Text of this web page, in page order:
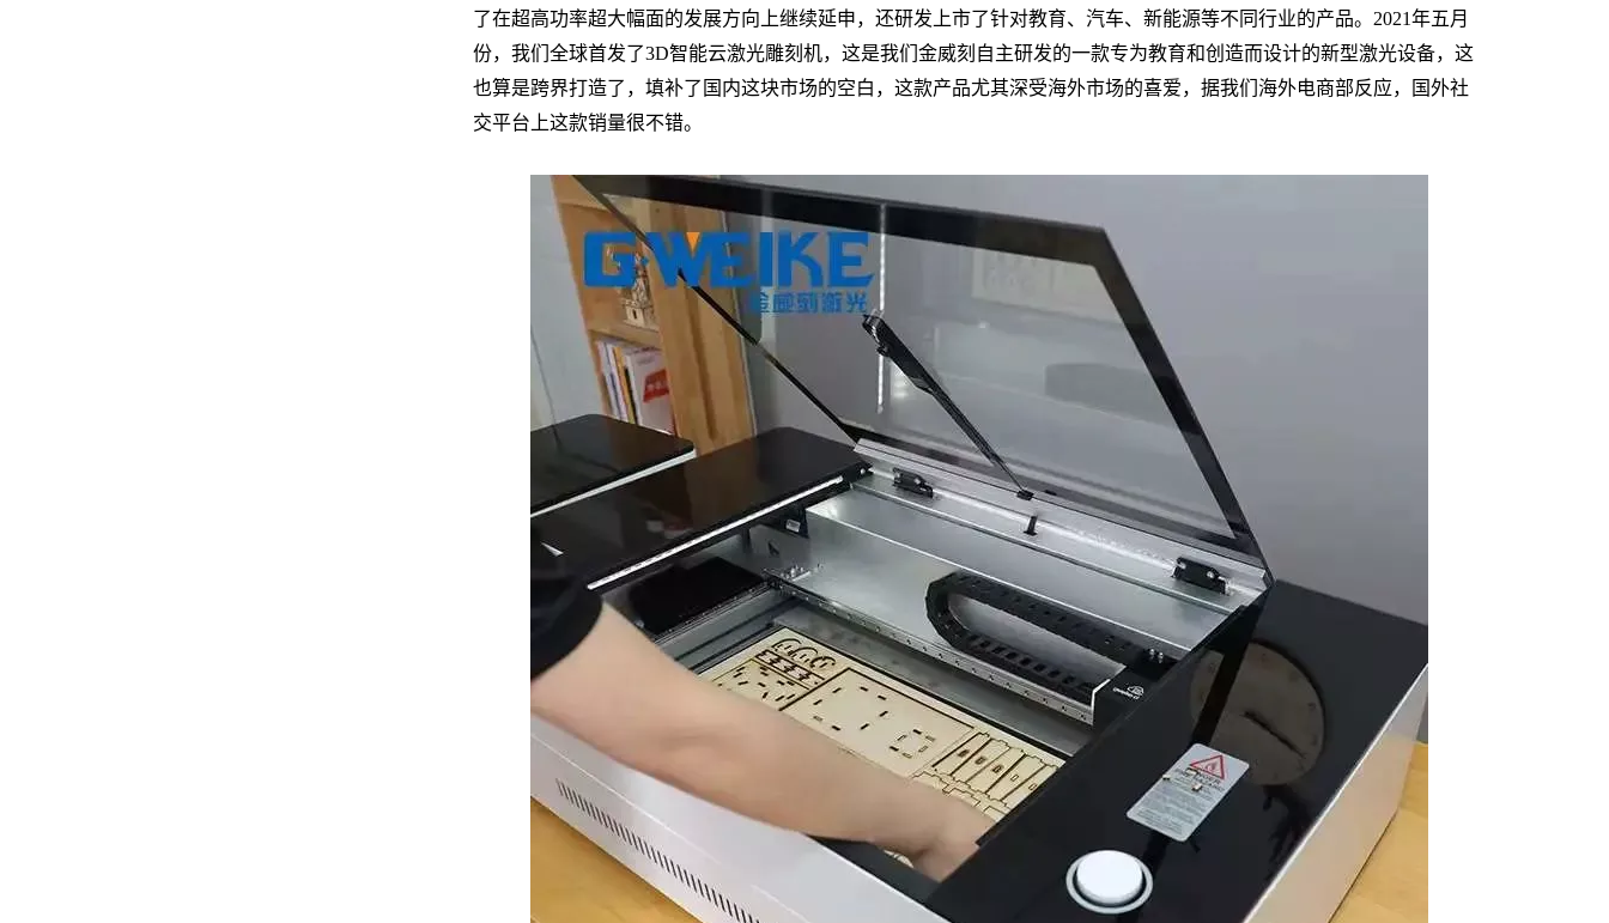
了在超高功率超大幅面的发展方向上继续延申，还研发上市了针对教育、汽车、新能源等不同行业的产品。2021年五月
份，我们全球首发了3D智能云激光雕刻机，这是我们金威刻自主研发的一款专为教育和创造而设计的新型激光设备，这
也算是跨界打造了，填补了国内这块市场的空白，这款产品尤其深受海外市场的喜爱，据我们海外电商部反应，国外社
交平台上这款销量很不错。